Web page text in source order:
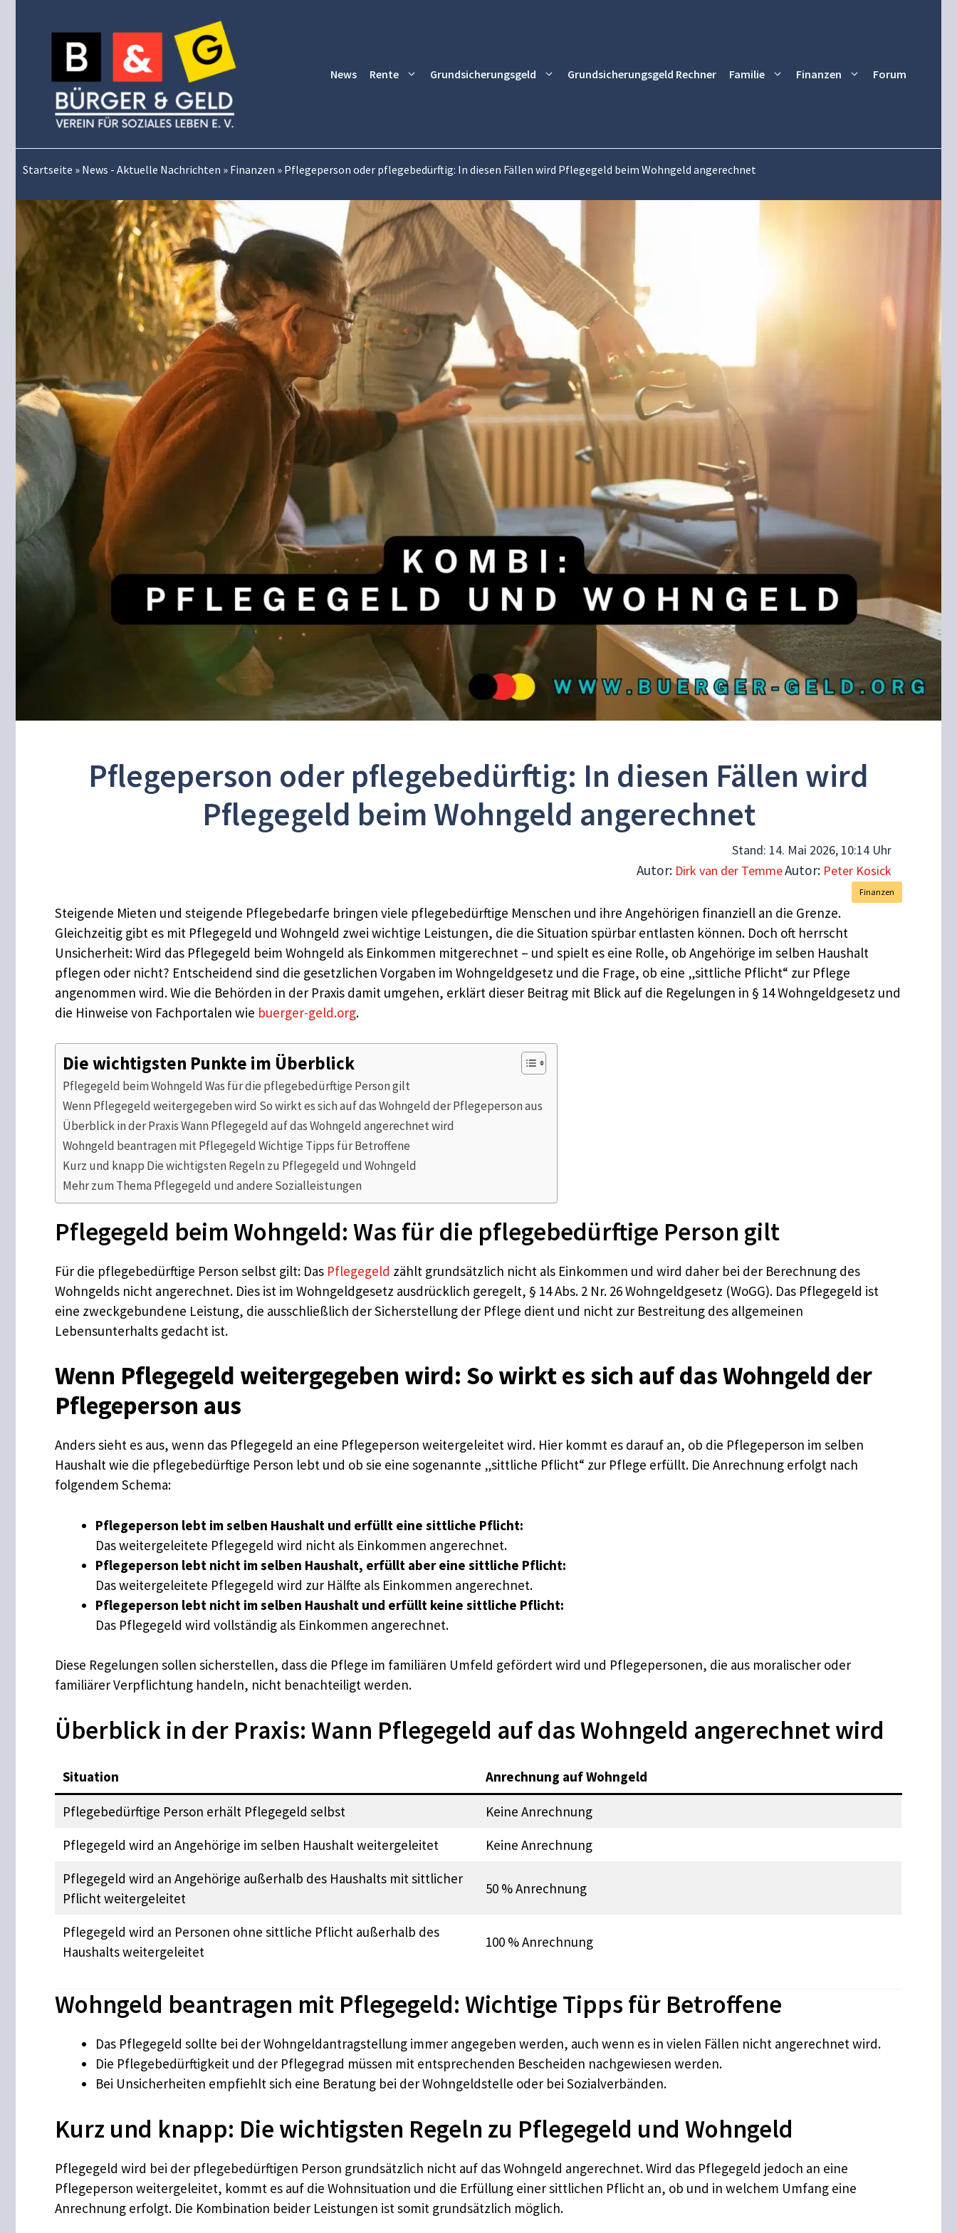
News Rente Grundsicherungsgeld Grundsicherungsgeld Rechner Familie Finanzen Forum
Startseite » News - Aktuelle Nachrichten » Finanzen » Pflegeperson oder pflegebedürftig: In diesen Fällen wird Pflegegeld beim Wohngeld angerechnet
Pflegeperson oder pflegebedürftig: In diesen Fällen wird
Pflegegeld beim Wohngeld angerechnet
Stand: 14. Mai 2026, 10:14 Uhr
Autor: Dirk van der TemmeAutor: Peter Kosick
Finanzen
Steigende Mieten und steigende Pflegebedarfe bringen viele pflegebedürftige Menschen und ihre Angehörigen finanziell an die Grenze.
Gleichzeitig gibt es mit Pflegegeld und Wohngeld zwei wichtige Leistungen, die die Situation spürbar entlasten können. Doch oft herrscht
Unsicherheit: Wird das Pflegegeld beim Wohngeld als Einkommen mitgerechnet – und spielt es eine Rolle, ob Angehörige im selben Haushalt
pflegen oder nicht? Entscheidend sind die gesetzlichen Vorgaben im Wohngeldgesetz und die Frage, ob eine „sittliche Pflicht“ zur Pflege
angenommen wird. Wie die Behörden in der Praxis damit umgehen, erklärt dieser Beitrag mit Blick auf die Regelungen in § 14 Wohngeldgesetz und
die Hinweise von Fachportalen wie buerger-geld.org.
Die wichtigsten Punkte im Überblick
Pflegegeld beim Wohngeld Was für die pflegebedürftige Person gilt
Wenn Pflegegeld weitergegeben wird So wirkt es sich auf das Wohngeld der Pflegeperson aus
Überblick in der Praxis Wann Pflegegeld auf das Wohngeld angerechnet wird
Wohngeld beantragen mit Pflegegeld Wichtige Tipps für Betroffene
Kurz und knapp Die wichtigsten Regeln zu Pflegegeld und Wohngeld
Mehr zum Thema Pflegegeld und andere Sozialleistungen
Pflegegeld beim Wohngeld: Was für die pflegebedürftige Person gilt
Für die pflegebedürftige Person selbst gilt: Das Pflegegeld zählt grundsätzlich nicht als Einkommen und wird daher bei der Berechnung des
Wohngelds nicht angerechnet. Dies ist im Wohngeldgesetz ausdrücklich geregelt, § 14 Abs. 2 Nr. 26 Wohngeldgesetz (WoGG). Das Pflegegeld ist
eine zweckgebundene Leistung, die ausschließlich der Sicherstellung der Pflege dient und nicht zur Bestreitung des allgemeinen
Lebensunterhalts gedacht ist.
Wenn Pflegegeld weitergegeben wird: So wirkt es sich auf das Wohngeld der
Pflegeperson aus
Anders sieht es aus, wenn das Pflegegeld an eine Pflegeperson weitergeleitet wird. Hier kommt es darauf an, ob die Pflegeperson im selben
Haushalt wie die pflegebedürftige Person lebt und ob sie eine sogenannte „sittliche Pflicht“ zur Pflege erfüllt. Die Anrechnung erfolgt nach
folgendem Schema:
Pflegeperson lebt im selben Haushalt und erfüllt eine sittliche Pflicht:
Das weitergeleitete Pflegegeld wird nicht als Einkommen angerechnet.
Pflegeperson lebt nicht im selben Haushalt, erfüllt aber eine sittliche Pflicht:
Das weitergeleitete Pflegegeld wird zur Hälfte als Einkommen angerechnet.
Pflegeperson lebt nicht im selben Haushalt und erfüllt keine sittliche Pflicht:
Das Pflegegeld wird vollständig als Einkommen angerechnet.
Diese Regelungen sollen sicherstellen, dass die Pflege im familiären Umfeld gefördert wird und Pflegepersonen, die aus moralischer oder
familiärer Verpflichtung handeln, nicht benachteiligt werden.
Überblick in der Praxis: Wann Pflegegeld auf das Wohngeld angerechnet wird
Situation Anrechnung auf Wohngeld
Pflegebedürftige Person erhält Pflegegeld selbst
Keine Anrechnung
Pflegegeld wird an Angehörige im selben Haushalt weitergeleitet
Keine Anrechnung
Pflegegeld wird an Angehörige außerhalb des Haushalts mit sittlicher
Pflicht weitergeleitet
50 % Anrechnung
Pflegegeld wird an Personen ohne sittliche Pflicht außerhalb des
Haushalts weitergeleitet
100 % Anrechnung
Wohngeld beantragen mit Pflegegeld: Wichtige Tipps für Betroffene
Das Pflegegeld sollte bei der Wohngeldantragstellung immer angegeben werden, auch wenn es in vielen Fällen nicht angerechnet wird.
Die Pflegebedürftigkeit und der Pflegegrad müssen mit entsprechenden Bescheiden nachgewiesen werden.
Bei Unsicherheiten empfiehlt sich eine Beratung bei der Wohngeldstelle oder bei Sozialverbänden.
Kurz und knapp: Die wichtigsten Regeln zu Pflegegeld und Wohngeld
Pflegegeld wird bei der pflegebedürftigen Person grundsätzlich nicht auf das Wohngeld angerechnet. Wird das Pflegegeld jedoch an eine
Pflegeperson weitergeleitet, kommt es auf die Wohnsituation und die Erfüllung einer sittlichen Pflicht an, ob und in welchem Umfang eine
Anrechnung erfolgt. Die Kombination beider Leistungen ist somit grundsätzlich möglich.